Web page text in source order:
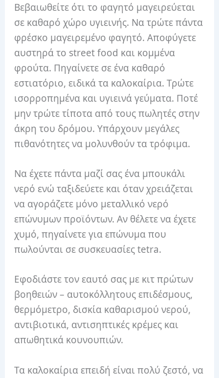
Βεβαιωθείτε ότι το φαγητό μαγειρεύεται
σε καθαρό χώρο υγιεινής. Να τρώτε πάντα
φρέσκο ​​μαγειρεμένο φαγητό. Αποφύγετε
αυστηρά το street food και κομμένα
φρούτα. Πηγαίνετε σε ένα καθαρό
εστιατόριο, ειδικά τα καλοκαίρια. Τρώτε
ισορροπημένα και υγιεινά γεύματα. Ποτέ
μην τρώτε τίποτα από τους πωλητές στην
άκρη του δρόμου. Υπάρχουν μεγάλες
πιθανότητες να μολυνθούν τα τρόφιμα.
Να έχετε πάντα μαζί σας ένα μπουκάλι
νερό ενώ ταξιδεύετε και όταν χρειάζεται
να αγοράζετε μόνο μεταλλικό νερό
επώνυμων προϊόντων. Αν θέλετε να έχετε
χυμό, πηγαίνετε για επώνυμα που
πωλούνται σε συσκευασίες tetra.
Εφοδιάστε τον εαυτό σας με κιτ πρώτων
βοηθειών – αυτοκόλλητους επιδέσμους,
θερμόμετρο, δισκία καθαρισμού νερού,
αντιβιοτικά, αντισηπτικές κρέμες και
απωθητικά κουνουπιών.
Τα καλοκαίρια επειδή είναι πολύ ζεστό, να